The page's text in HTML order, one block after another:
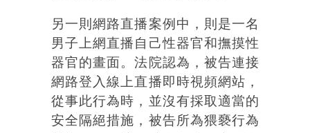
另一則網路直播案例中，則是一名
男子上網直播自己性器官和撫摸性
器官的畫面。法院認為，被告連接
網路登入線上直播即時視頻網站，
從事此行為時，並沒有採取適當的
安全隔絕措施，被告所為猥褻行為